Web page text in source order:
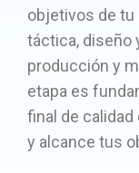
objetivos de tu
táctica, diseño
producción y
etapa es
final de
y alcance tus